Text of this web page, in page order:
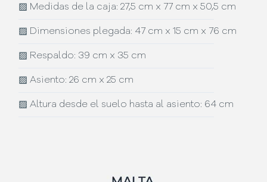
▨ Medidas de la caja: 27,5 cm x 77 cm x 50,5 cm
▨ Dimensiones plegada: 47 cm x 15 cm x 76 cm
▨ Respaldo: 39 cm x 35 cm
▨ Asiento: 26 cm x 25 cm
▨ Altura desde el suelo hasta al asiento: 64 cm